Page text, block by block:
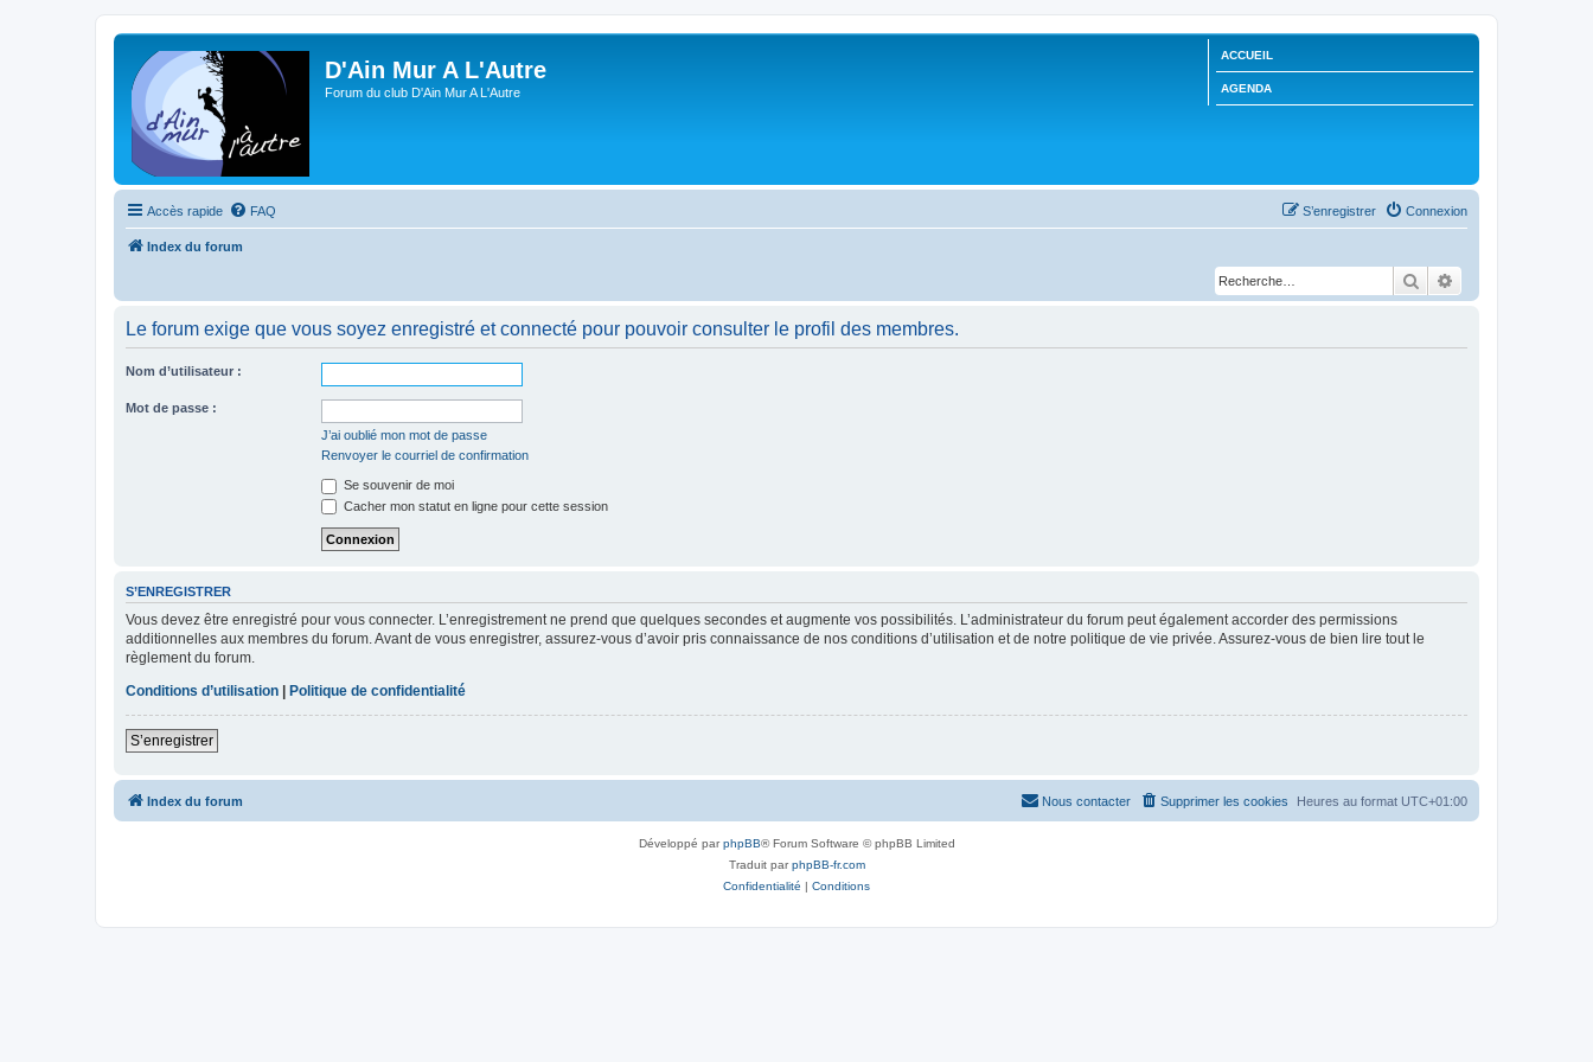
D'Ain Mur A L'Autre
Forum du club D'Ain Mur A L'Autre
ACCUEIL
AGENDA
Accès rapide FAQ Connexion
S’enregistrer
Index du forum
Rechercher
Le forum exige que vous soyez enregistré et connecté pour pouvoir consulter le profil des membres.
Nom d’utilisateur :
Mot de passe :
J’ai oublié mon mot de passe
Renvoyer le courriel de confirmation
Se souvenir de moi
Cacher mon statut en ligne pour cette session
S’ENREGISTRER
Vous devez être enregistré pour vous connecter. L’enregistrement ne prend que quelques secondes et augmente vos possibilités. L’administrateur du forum peut également accorder des permissions
additionnelles aux membres du forum. Avant de vous enregistrer, assurez-vous d’avoir pris connaissance de nos conditions d’utilisation et de notre politique de vie privée. Assurez-vous de bien lire tout le
règlement du forum.
Conditions d’utilisation | Politique de confidentialité
S’enregistrer
Index du forum Heures au format UTC+01:00
Supprimer les cookies
Nous contacter
Développé parphpBB® Forum Software © phpBB Limited
Traduit parphpBB-fr.com
Confidentialité | Conditions